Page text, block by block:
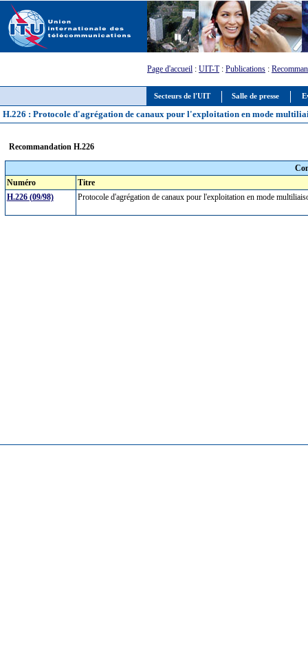
Secteurs de l'UIT Salle de presse
Page d'accueil : UIT-T: Publications :
H.226 : Protocole d'agrégation de canaux pour l'exploitation en mode
Recommandation H.226
Numéro
Titre
H.226 (09/98)
Protocole d'agrégation de canaux pour l'exploitation en mode